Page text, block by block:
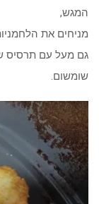
המגש,
גם מעל עם תרסיס
שומשום.